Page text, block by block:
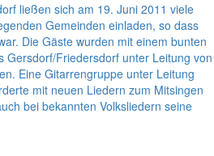
ließen sich am 19. Juni 2011 viele
Gemeinden einladen, so dass
Die Gäste wurden mit einem bunten
Gersdorf/Friedersdorf unter Leitung von
Eine Gitarrengruppe unter Leitung
mit neuen Liedern zum Mitsingen
bei bekannten Volksliedern seine